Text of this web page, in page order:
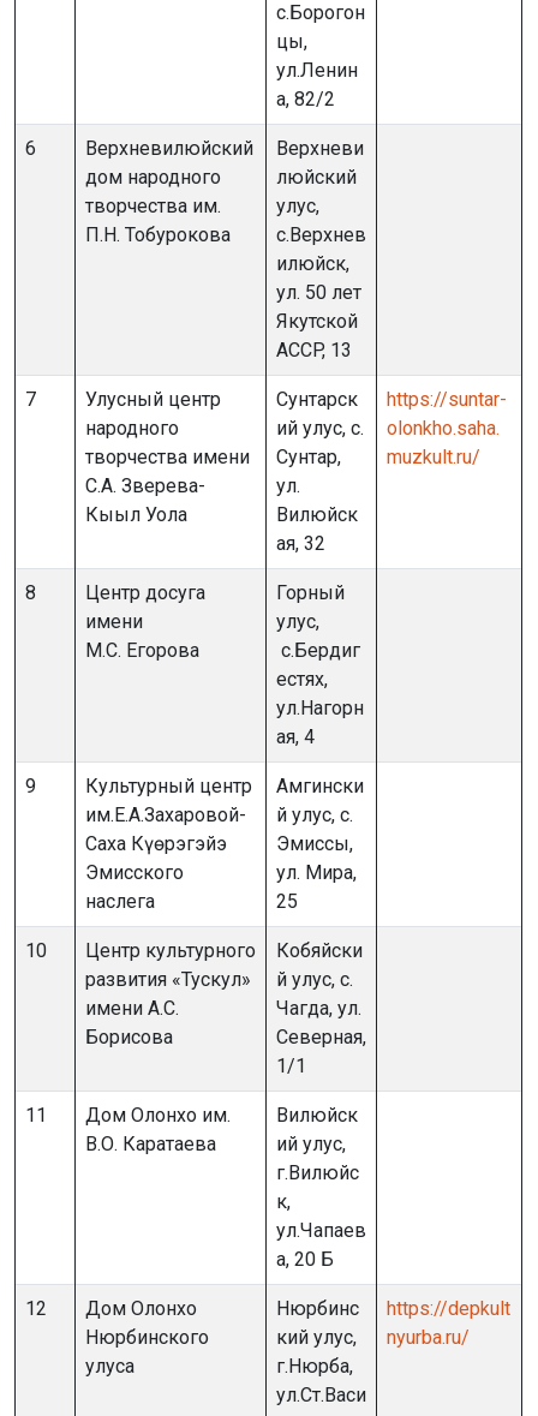
с.Борогон
цы,
ул.Ленин
а, 82/2
6
Верхневилюйский
дом народного
творчества им.
П.Н. Тобурокова
Верхневи
люйский
улус,
с.Верхнев
илюйск,
ул. 50 лет
Якутской
АCCP, 13
7
Улусный центр
народного
творчества имени
С.А. Зверева-
Кыыл Уола
Сунтарск
ий улус, с.
Сунтар,
ул.
Вилюйск
ая, 32
https://suntar-
olonkho.saha.
muzkult.ru/
8
Центр досуга
имени
М.С. Егорова
​Горный
улус,
с.Бердиг
естях,
ул.Нагорн
ая, 4
9
Культурный центр
им.Е.А.Захаровой-
Саха Күөрэгэйэ
Эмисского
наслега
Амгински
й улус, с.
Эмиссы,
ул. Мира,
25
10
Центр культурного
развития «Тускул»
имени А.С.
Борисова
Кобяйски
й улус, с.
Чагда, ул.
Северная,
1/1
11
Дом Олонхо им.
В.О. Каратаева
Вилюйск
ий улус,
г.Вилюйс
к,
ул.Чапаев
а, 20 Б
12
Дом Олонхо
Нюрбинского
улуса
Нюрбинс
кий улус,
г.Нюрба,
ул.Ст.Васи
https://depkult
nyurba.ru/